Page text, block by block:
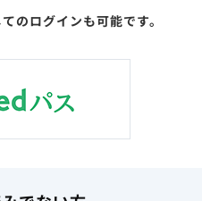
のログインも可能です。